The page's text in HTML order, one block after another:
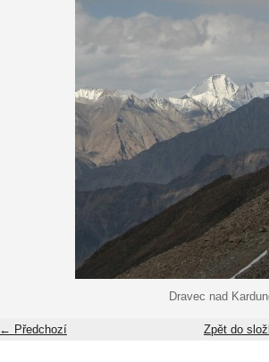
Dravec nad
← Předchozí Zpět do